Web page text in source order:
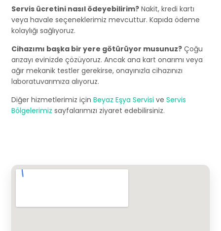
Servis ücretini nasıl ödeyebilirim? Nakit, kredi kartı
veya havale seçeneklerimiz mevcuttur. Kapıda ödeme
kolaylığı sağlıyoruz.
Cihazımı başka bir yere götürüyor musunuz? Çoğu
arızayı evinizde çözüyoruz. Ancak ana kart onarımı veya
ağır mekanik testler gerekirse, onayınızla cihazınızı
laboratuvarımıza alıyoruz.
Diğer hizmetlerimiz için Beyaz Eşya Servisi ve Servis
Bölgelerimiz sayfalarımızı ziyaret edebilirsiniz.